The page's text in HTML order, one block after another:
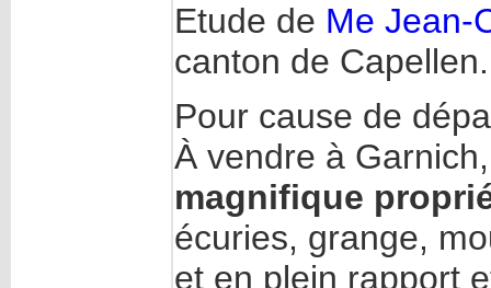
Etude de Me Jean-
canton de Capellen.
Pour cause de
À vendre à
magnifique
écuries, grange,
et en plein rapport